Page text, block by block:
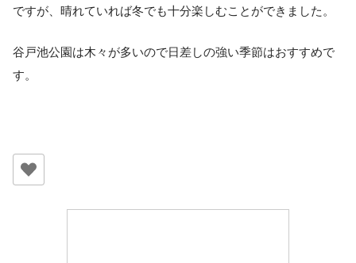
ですが、晴れていれば冬でも十分楽しむことができました。
谷戸池公園は木々が多いので日差しの強い季節はおすすめで
す。